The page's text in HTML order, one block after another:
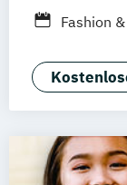
Fashion
Interior
Marken-